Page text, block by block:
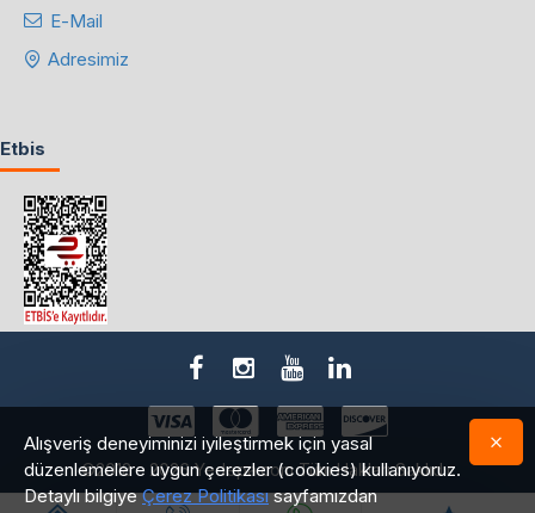
Alışveriş deneyiminizi iyileştirmek için yasal
düzenlemelere uygun çerezler (cookies) kullanıyoruz.
Detaylı bilgiyeÇerez Politikasısayfamızdan
E-Mail
Adresimiz
Etbis
©2018 - 2026 Yedepa.com Tüm Hakları Saklıdır.